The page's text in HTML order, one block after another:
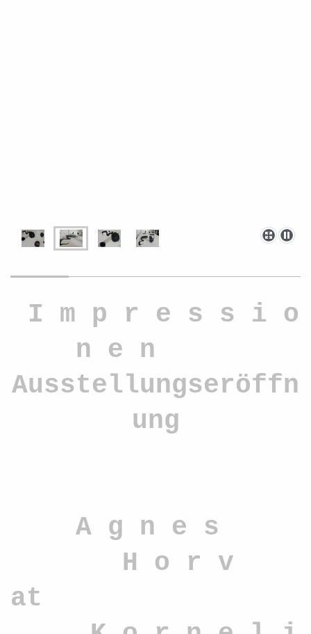
I m p r e s s i o
n e n
Ausstellungseröffn
ung
A g n e s
H o r v
at